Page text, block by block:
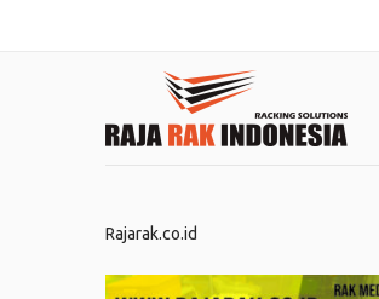
Rajarak.co.id